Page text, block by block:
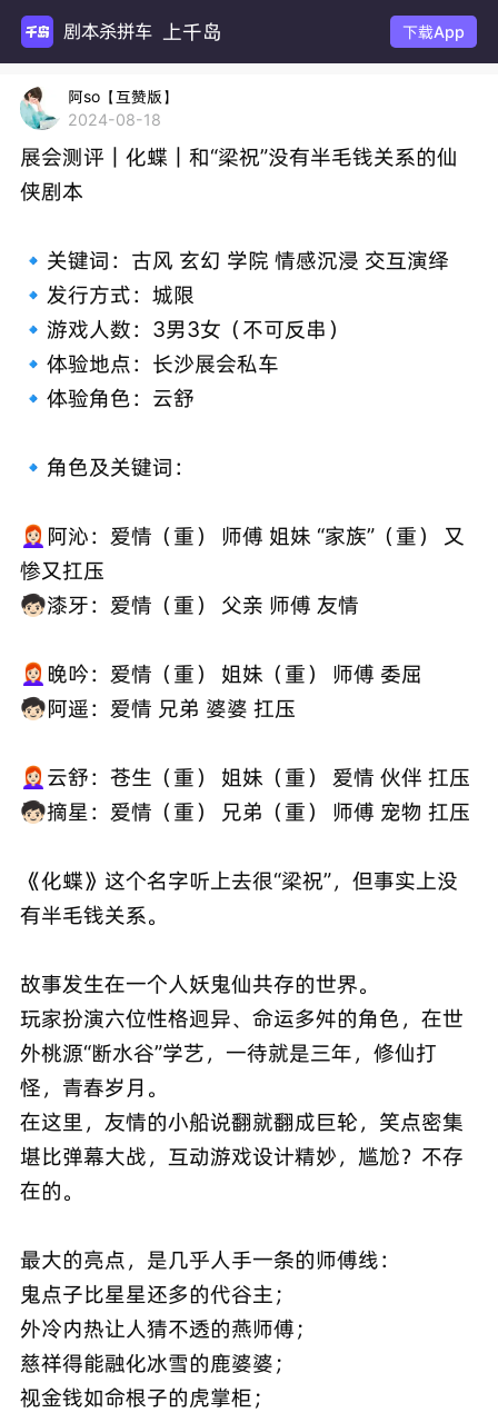
剧本 上千岛 下载App
阿so【互赞版】
2024-08-18
展会测评｜化蝶｜和“梁祝”没有半毛钱关系的仙
侠剧本
🔹关键词：古风 玄幻 学院 情感沉浸 交互演绎
🔹发行方式：城限
🔹游戏人数：3男3女（不可反串）
🔹体验地点：长沙展会私车
🔹体验角色：云舒
🔹角色及关键词：
👩🏻‍🦰阿沁：爱情（重） 师傅 姐妹 “家族”（重） 又
惨又扛压
🧒🏻漆牙：爱情（重） 父亲 师傅 友情
👩🏻‍🦰晚吟：爱情（重） 姐妹（重） 师傅 委屈
🧒🏻阿遥：爱情 兄弟 婆婆 扛压
👩🏻‍🦰云舒：苍生（重） 姐妹（重） 爱情 伙伴 扛压
🧒🏻摘星：爱情（重） 兄弟（重） 师傅 宠物 扛压
《化蝶》这个名字听上去很“梁祝”，但事实上没
有半毛钱关系。
故事发生在一个人妖鬼仙共存的世界。
玩家扮演六位性格迥异、命运多舛的角色，在世
外桃源“断水谷”学艺，一待就是三年，修仙打
怪，青春岁月。
在这里，友情的小船说翻就翻成巨轮，笑点密集
堪比弹幕大战，互动游戏设计精妙，尴尬？不存
在的。
最大的亮点，是几乎人手一条的师傅线：
鬼点子比星星还多的代谷主；
外冷内热让人猜不透的燕师傅；
慈祥得能融化冰雪的鹿婆婆；
视金钱如命根子的虎掌柜；